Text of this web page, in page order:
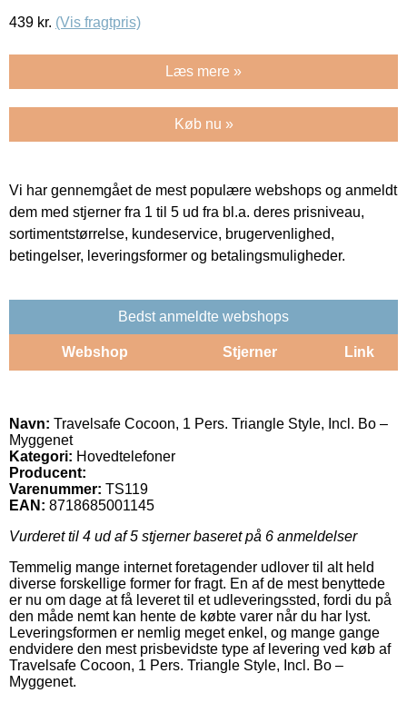
439 kr. (Vis fragtpris)
Læs mere »
Køb nu »
Vi har gennemgået de mest populære webshops og anmeldt
dem med stjerner fra 1 til 5 ud fra bl.a. deres prisniveau,
sortimentstørrelse, kundeservice, brugervenlighed,
betingelser, leveringsformer og betalingsmuligheder.
Bedst anmeldte webshops
Webshop Stjerner Link
Navn: Travelsafe Cocoon, 1 Pers. Triangle Style, Incl. Bo –
Myggenet
Kategori: Hovedtelefoner
Producent:
Varenummer: TS119
EAN: 8718685001145
Vurderet til 4 ud af 5 stjerner baseret på 6 anmeldelser
Temmelig mange internet foretagender udlover til alt held
diverse forskellige former for fragt. En af de mest benyttede
er nu om dage at få leveret til et udleveringssted, fordi du på
den måde nemt kan hente de købte varer når du har lyst.
Leveringsformen er nemlig meget enkel, og mange gange
endvidere den mest prisbevidste type af levering ved køb af
Travelsafe Cocoon, 1 Pers. Triangle Style, Incl. Bo –
Myggenet.